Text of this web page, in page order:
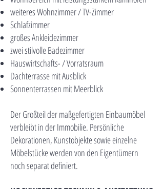
weiteres Wohnzimmer / TV-Zimmer
Schlafzimmer
großes Ankleidezimmer
zwei stilvolle Badezimmer
Hauswirtschafts- / Vorratsraum
Dachterrasse mit Ausblick
Sonnenterrassen mit Meerblick
Der Großteil der maßgefertigten Einbaumöbel
verbleibt in der Immobilie. Persönliche
Dekorationen, Kunstobjekte sowie einzelne
Möbelstücke werden von den Eigentümern
noch separat definiert.